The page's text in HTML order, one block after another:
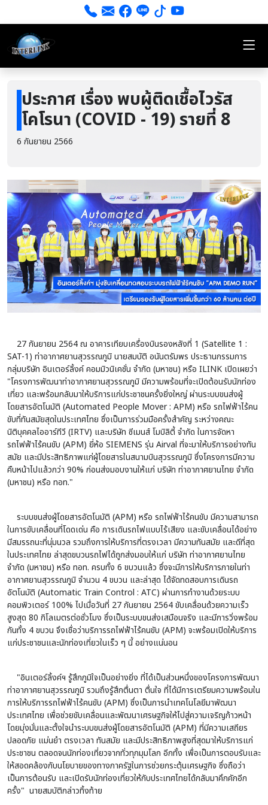
ประกาศ เรื่อง พบผู้ติดเชื้อไวรัส
โคโรนา (COVID - 19) รายที่ 8
6 กันยายน 2566
27 กันยายน 2564 ณ อาคารเทียบเครื่องบินรองหลังที่ 1 (Satellite 1 :
SAT-1) ท่าอากาศยานสุวรรณภูมินายสมบัติ อนันตรัมพร ประธานกรรมการ
กลุ่มบริษัท อินเตอร์ลิ้งค์ คอมมิวนิเคชั่น จำกัด (มหาชน) หรือ ILINK เปิดเผยว่า
"โครงการพัฒนาท่าอากาศยานสุวรรณภูมิ มีความพร้อมที่จะเปิดต้อนรับนักท่อง
เที่ยว และพร้อมกลับมาให้บริการแก่ประชาชนครั้งยิ่งใหญ่ ผ่านระบบขนส่งผู้
โดยสารอัตโนมัติ (Automated People Mover : APM) หรือ รถไฟฟ้าไร้คน
ขับที่ทันสมัยสุดในประเทศไทย ซึ่งเป็นการร่วมมือครั้งสำคัญ ระหว่างคณะ
นิติบุคคลไออาร์ทีวี (IRTV) และบริษัท ซีเมนส์ โมบิลิตี้ จำกัด ในการจัดหา
รถไฟฟ้าไร้คนขับ (APM) ยี่ห้อ SIEMENS รุ่น Airval ที่จะมาให้บริการอย่างทัน
สมัย และมีประสิทธิภาพแก่ผู้โดยสารในสนามบินสุวรรณภูมิ ซึ่งโครงการมีความ
คืบหน้าไปแล้วกว่า 90% ก่อนส่งมอบงานให้แก่ บริษัท ท่าอากาศยานไทย จำกัด
(มหาชน) หรือ ทอท."
ระบบขนส่งผู้โดยสารอัตโนมัติ (APM) หรือ รถไฟฟ้าไร้คนขับ มีความสามารถ
ในการขับเคลื่อนที่โดดเด่น คือ การเดินรถไฟแบบไร้เสียง และขับเคลื่อนได้อย่าง
มีสมรรถนะที่นุ่มนวล รวมถึงการให้บริการที่ตรงเวลา มีความทันสมัย และดีที่สุด
ในประเทศไทย ล่าสุดขบวนรถไฟได้ถูกส่งมอบให้แก่ บริษัท ท่าอากาศยานไทย
จำกัด (มหาชน) หรือ ทอท. ครบทั้ง 6 ขบวนแล้ว ซึ่งจะมีการให้บริการภายในท่า
อากาศยานสุวรรณภูมิ จำนวน 4 ขบวน และล่าสุด ได้จัดทดสอบการเดินรถ
อัตโนมัติ (Automatic Train Control : ATC) ผ่านการทำงานด้วยระบบ
คอมพิวเตอร์ 100% ไปเมื่อวันที่ 27 กันยายน 2564 ขับเคลื่อนด้วยความเร็ว
สูงสุด 80 กิโลเมตรต่อชั่วโมง ซึ่งเป็นระบบขนส่งเสมือนจริง และมีการวิ่งพร้อม
กันทั้ง 4 ขบวน จึงเชื่อว่าบริการรถไฟฟ้าไร้คนขับ (APM) จะพร้อมเปิดให้บริการ
แก่ประชาชนและนักท่องเที่ยวในเร็ว ๆ นี้ อย่างแน่นอน
"อินเตอร์ลิ้งค์ฯ รู้สึกภูมิใจเป็นอย่างยิ่ง ที่ได้เป็นส่วนหนึ่งของโครงการพัฒนา
ท่าอากาศยานสุวรรณภูมิ รวมถึงรู้สึกตื่นตา ตื่นใจ ที่ได้มีการเตรียมความพร้อมใน
การให้บริการรถไฟฟ้าไร้คนขับ (APM) ซึ่งเป็นการนำเทคโนโลยีมาพัฒนา
ประเทศไทย เพื่อช่วยขับเคลื่อนและพัฒนาเศรษฐกิจให้ไปสู่ความเจริญก้าวหน้า
โดยมุ่งมั่นและตั้งใจนำระบบขนส่งผู้โดยสารอัตโนมัติ (APM) ที่มีความเสถียร
ปลอดภัย แม่นยำ ตรงเวลา ทันสมัย และมีประสิทธิภาพสูงที่สุดมาให้บริการแก่
ประชาชน ตลอดจนนักท่องเที่ยวจากทั่วทุกมุมโลก อีกทั้ง เพื่อเป็นการตอบรับและ
ให้สอดคล้องกับนโยบายของทางภาครัฐในการช่วยกระตุ้นเศรษฐกิจ ซึ่งถือว่า
เป็นการต้อนรับ และเปิดรับนักท่องเที่ยวให้กับประเทศไทยได้กลับมาคึกคักอีก
ครั้ง" นายสมบัติกล่าวทิ้งท้าย